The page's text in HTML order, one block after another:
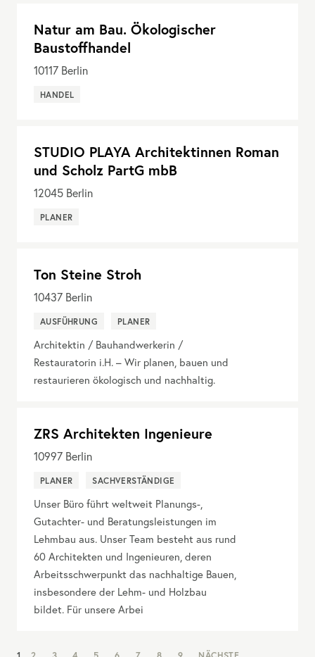
Natur am Bau. Ökologischer
Baustoffhandel
10117 Berlin
HANDEL
STUDIO PLAYA Architektinnen Roman
und Scholz PartG mbB
12045 Berlin
PLANER
Ton Steine Stroh
10437 Berlin
AUSFÜHRUNG PLANER
Architektin / Bauhandwerkerin /
Restauratorin i.H. – Wir planen, bauen und
restaurieren ökologisch und nachhaltig.
ZRS Architekten Ingenieure
10997 Berlin
PLANER SACHVERSTÄNDIGE
Unser Büro führt weltweit Planungs-,
Gutachter- und Beratungsleistungen im
Lehmbau aus. Unser Team besteht aus rund
60 Architekten und Ingenieuren, deren
Arbeitsschwerpunkt das nachhaltige Bauen,
insbesondere der Lehm- und Holzbau
bildet. Für unsere Arbei
NAV: